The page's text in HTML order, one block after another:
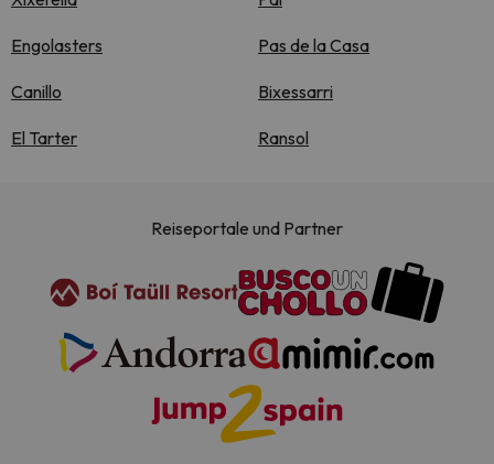
Engolasters Pas de la Casa
Canillo Bixessarri
El Tarter Ransol
Reiseportale und Partner